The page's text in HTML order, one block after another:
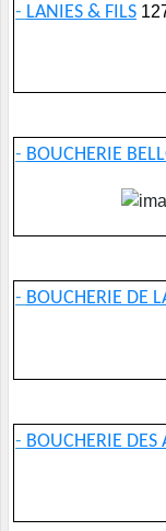
- LANIES & FILS
- BOUCHERIE
- BOUCHERIE DE
- BOUCHERIE DES